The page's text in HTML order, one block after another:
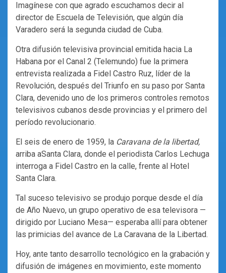
Imagínese con que agrado escuchamos decir al
director de Escuela de Televisión, que algún día
Varadero será la segunda ciudad de Cuba.
Otra difusión televisiva provincial emitida hacia La
Habana por el Canal 2 (Telemundo) fue la primera
entrevista realizada a Fidel Castro Ruz, líder de la
Revolución, después del Triunfo en su paso por Santa
Clara, devenido uno de los primeros controles remotos
televisivos cubanos desde provincias y el primero del
período revolucionario.
El seis de enero de 1959, la Caravana de la libertad,
arriba aSanta Clara, donde el periodista Carlos Lechuga
interroga a Fidel Castro en la calle, frente al Hotel
Santa Clara.
Tal suceso televisivo se produjo porque desde el día
de Año Nuevo, un grupo operativo de esa televisora —
dirigido por Luciano Mesa— esperaba allí para obtener
las primicias del avance de La Caravana de la Libertad.
Hoy, ante tanto desarrollo tecnológico en la grabación y
difusión de imágenes en movimiento, este momento